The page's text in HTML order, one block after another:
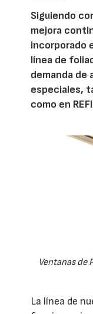
Siguiendo
mejora
incorporado
línea de
demanda de
especiales,
como en
Ventanas de
La línea de